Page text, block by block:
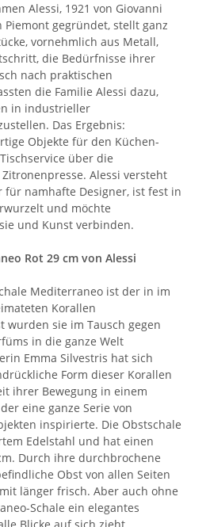
Alessi, 1921 von Giovanni
gegründet, stellt ganz
vornehmlich aus Metall,
die Bedürfnisse ihrer
nach praktischen
die Familie Alessi dazu,
in industrieller
Das Ergebnis:
Objekte für den Küchen-
über die
Alessi versteht
für namhafte Designer, ist fest in
und möchte
und Kunst verbinden.
Rot 29 cm von Alessi
Mediterraneo ist der in im
Korallen
wurden sie im Tausch gegen
in die ganze Welt
Emma Silvestris hat sich
Form dieser Korallen
ihrer Bewegung in einem
eine ganze Serie von
inspirierte. Die Obstschale
Edelstahl und hat einen
Durch ihre durchbrochene
Obst von allen Seiten
länger frisch. Aber auch ohne
Schale ein elegantes